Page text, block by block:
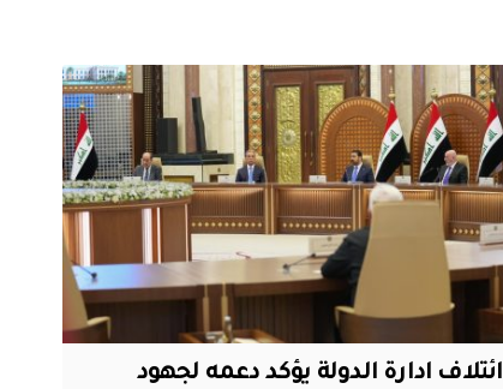
ائتلاف ادارة الدولة يؤكد دعمه لجهود